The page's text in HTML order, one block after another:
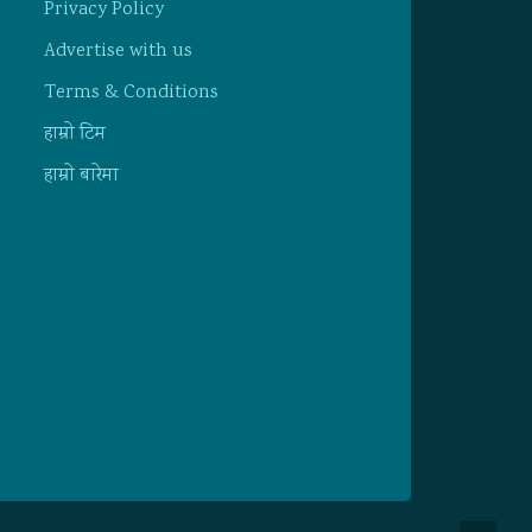
Privacy Policy
Advertise with us
Terms & Conditions
हाम्राे टिम
हाम्राे बारेमा